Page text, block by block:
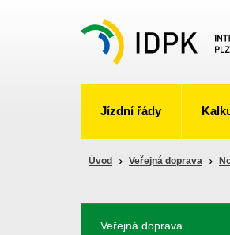
Jízdní řády
Úvod Veřejná doprava
Veřejná doprava